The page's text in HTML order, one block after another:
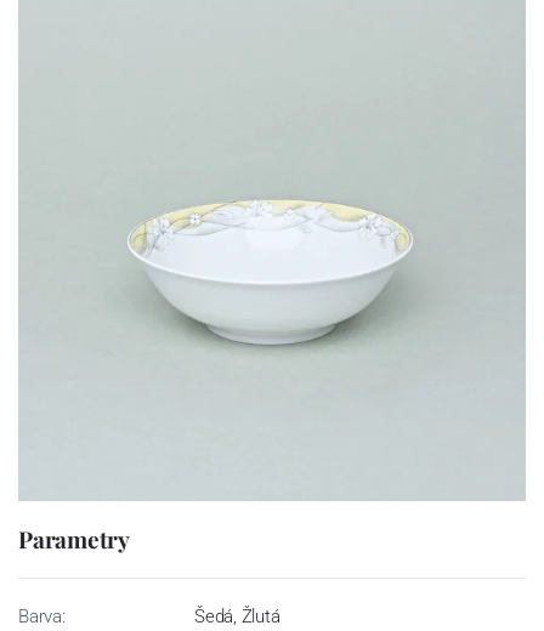
Parametry
Barva: Šedá, Žlutá